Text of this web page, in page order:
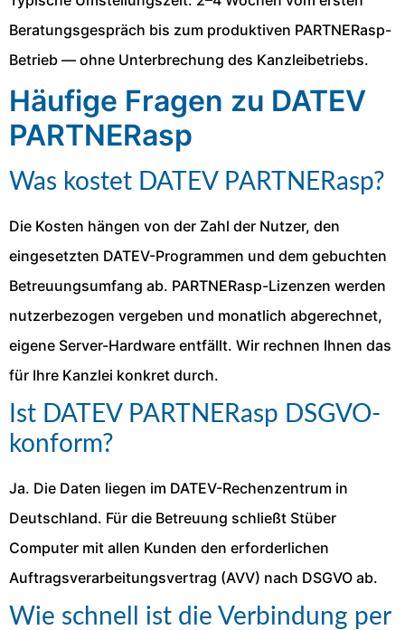
Beratungsgespräch bis zum produktiven PARTNERasp-
Betrieb — ohne Unterbrechung des Kanzleibetriebs.
Häufige Fragen zu DATEV
PARTNERasp
Was kostet DATEV PARTNERasp?
Die Kosten hängen von der Zahl der Nutzer, den
eingesetzten DATEV-Programmen und dem gebuchten
Betreuungsumfang ab. PARTNERasp-Lizenzen werden
nutzerbezogen vergeben und monatlich abgerechnet,
eigene Server-Hardware entfällt. Wir rechnen Ihnen das
für Ihre Kanzlei konkret durch.
Ist DATEV PARTNERasp DSGVO-
konform?
Ja. Die Daten liegen im DATEV-Rechenzentrum in
Deutschland. Für die Betreuung schließt Stüber
Computer mit allen Kunden den erforderlichen
Auftragsverarbeitungsvertrag (AVV) nach DSGVO ab.
Wie schnell ist die Verbindung per